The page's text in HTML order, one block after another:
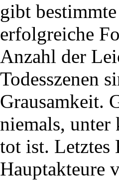
gibt
erfolgreiche
Anzahl der
Todesszenen
Grausamkeit.
niemals, unter
tot ist. Letztes
Hauptakteure